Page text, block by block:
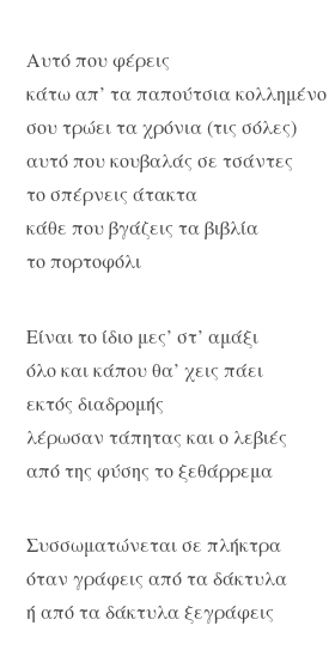
Αυτό που φέρεις
κάτω απ’ τα παπούτσια κολλημένο
σου τρώει τα χρόνια (τις σόλες)
αυτό που κουβαλάς σε τσάντες
το σπέρνεις άτακτα
κάθε που βγάζεις τα βιβλία
το πορτοφόλι
Είναι το ίδιο μες’ στ’ αμάξι
όλο και κάπου θα’ χεις πάει
εκτός διαδρομής
λέρωσαν τάπητας και ο λεβιές
από της φύσης το ξεθάρρεμα
Συσσωματώνεται σε πλήκτρα
όταν γράφεις από τα δάκτυλα
ή από τα δάκτυλα ξεγράφεις